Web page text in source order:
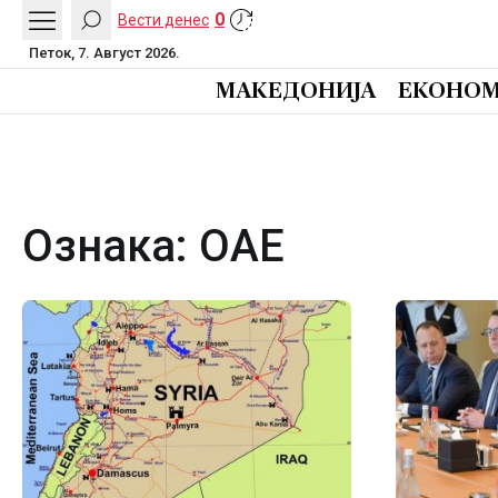
Вести денес 0
Петок, 7. Август 2026.
МАКЕДОНИЈА
Ознака: ОАЕ